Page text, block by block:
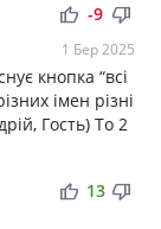
thumb_up thumb_down
-9
1 Бер 2025
кнопка “всі
імен різні
Гость) То 2
thumb_up thumb_down
13